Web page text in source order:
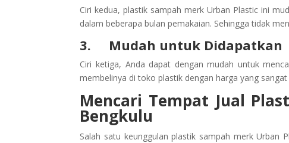
Ciri kedua, plastik sampah merk Urban Plastic ini
dalam beberapa bulan pemakaian. Sehingga tidak
3. Mudah untuk Didapatkan
Ciri ketiga, Anda dapat dengan mudah untuk
membelinya di toko plastik dengan harga yang
Mencari Tempat Jual
Bengkulu
Salah satu keunggulan plastik sampah merk Urban